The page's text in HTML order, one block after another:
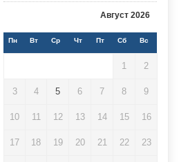
Август 2026
Пн Вт Ср Чт Пт Сб Вс
1 2
3 4 5 6 7 8 9
10 11 12 13 14 15 16
17 18 19 20 21 22 23